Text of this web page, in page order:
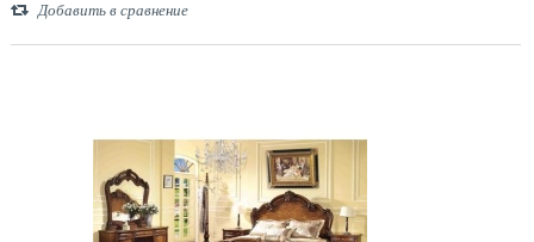
Добавить в сравнение